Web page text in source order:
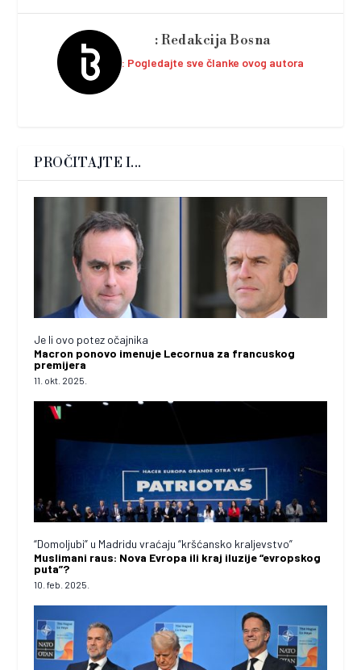
Redakcija Bosna
Pogledajte sve članke ovog autora
PROČITAJTE I...
Je li ovo potez očajnika
Macron ponovo imenuje Lecornua za francuskog
premijera
11. okt. 2025.
“Domoljubi” u Madridu vraćaju “kršćansko kraljevstvo”
Muslimani raus: Nova Evropa ili kraj iluzije “evropskog
puta”?
10. feb. 2025.